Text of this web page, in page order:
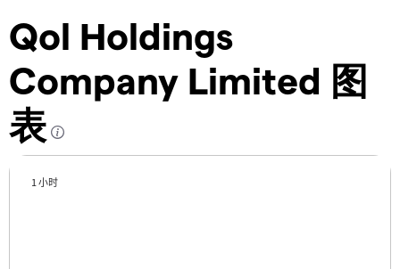
Qol Holdings
Company Limited 图
表
1 小时